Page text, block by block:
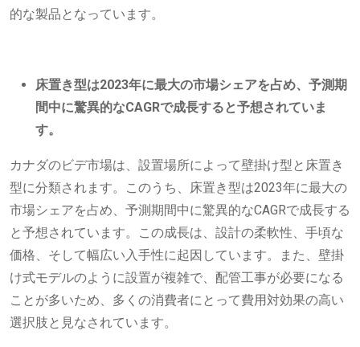
的な製品となっています。
床置き型は2023年に最大の市場シェアを占め、予測期
間中に驚異的なCAGRで成長すると予想されていま
す。
カナダのビデ市場は、設置場所によって壁掛け型と床置き
型に分類されます。このうち、床置き型は2023年に最大の
市場シェアを占め、予測期間中に驚異的なCAGRで成長する
と予想されています。この成長は、設計の柔軟性、手頃な
価格、そして幅広い入手性に起因しています。また、壁掛
け式モデルのように設置が複雑で、配管工事が必要になる
ことが多いため、多くの消費者にとって費用対効果の高い
選択肢と見なされています。